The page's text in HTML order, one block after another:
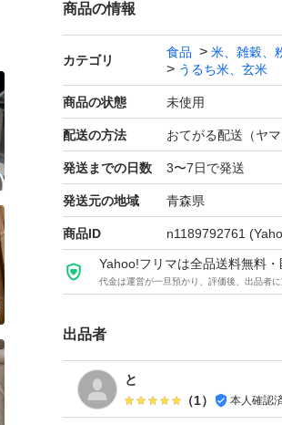
ご注文の際に教えて頂ければと思
※神経質な方はご遠慮願います。
※ノークレームノーリターンでお
種類玄米
量20kg
商品の情報
カテゴリ
食品 米、雑穀、
うるち米、玄米
商品の状態 未使用
配送の方法 おてがる配送（ヤマ
発送までの日数 3〜7日で発送
発送元の地域 青森県
商品ID n1189792761
Yahoo!フリマは全品送料無料・
代金は運営が一旦預かり、評価後、出品者
出品者
と
（1） 本人確認
いいね！